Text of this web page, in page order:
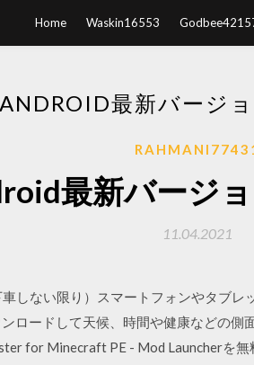
Home Waskin16553
最新バージ
最新バージ
11.04.2021
しない限り）スマートフォンやタブ
ロードして天候、時間や健康などの側
for Minecraft PE - Mod Launcherを